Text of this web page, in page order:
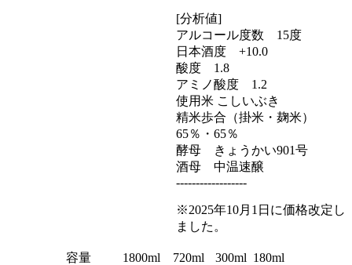
[分析値]
アルコール度数 15度
日本酒度 +10.0
酸度 1.8
アミノ酸度 1.2
使用米 こしいぶき
精米歩合（掛米・麹米）
65％・65％
酵母 きょうかい901号
酒母 中温速醸
------------------
※2025年10月1日に価格改定し
ました。
容量 1800ml 720ml 300ml 180ml